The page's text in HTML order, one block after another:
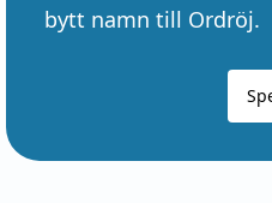
bytt namn till Ordröj.